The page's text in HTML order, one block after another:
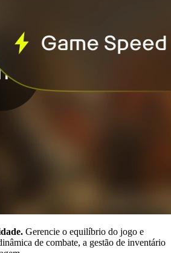
Gerencie o equilíbrio do jogo e
de combate, a gestão de inventário